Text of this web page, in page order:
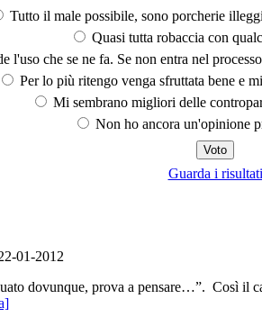
Tutto il male possibile, sono porcherie
Quasi tutta robaccia con
l'uso che se ne fa. Se non entra nel
Per lo più ritengo venga sfruttata bene e
Mi sembrano migliori delle
Non ho ancora un'opinione
Guarda i risultati
01-2012
dovunque, prova a pensare…”. Così il